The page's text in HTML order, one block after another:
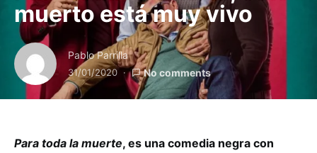
muerto está muy vivo
Pablo Parrilla
31/01/2020 No comments
Para toda la muerte, es una comedia negra con